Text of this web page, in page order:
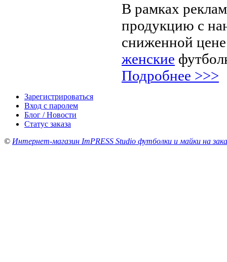
В рамках
продукцию с
сниженной
женские
Подробнее >>>
Зарегистрироваться
Вход с паролем
Блог / Новости
Статус заказа
© Интернет-магазин ImPRESS Studio футболки и майки на